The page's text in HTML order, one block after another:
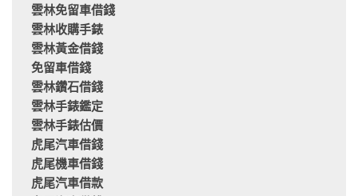
雲林免留車借錢
雲林收購手錶
雲林黃金借錢
免留車借錢
雲林鑽石借錢
雲林手錶鑑定
雲林手錶估價
虎尾汽車借錢
虎尾機車借錢
虎尾汽車借款